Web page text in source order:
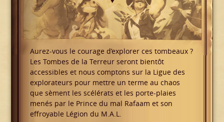
Aurez-vous le courage d’explorer ces tombeaux ?
Les Tombes de la Terreur seront bientôt
accessibles et nous comptons sur la Ligue des
explorateurs pour mettre un terme au chaos
que sèment les scélérats et les porte-plaies
menés par le Prince du mal Rafaam et son
effroyable Légion du M.A.L.